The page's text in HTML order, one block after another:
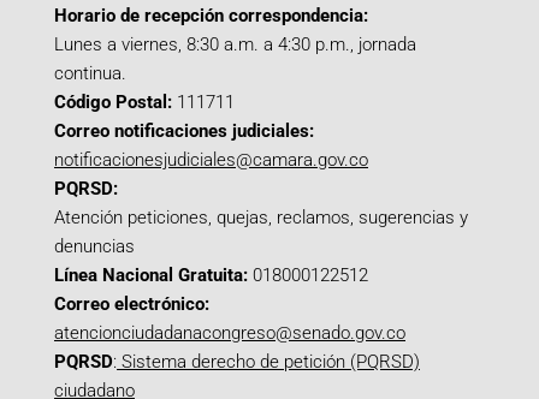
Horario de recepción correspondencia:
Lunes a viernes, 8:30 a.m. a 4:30 p.m., jornada
continua.
Código Postal: 111711
Correo notificaciones judiciales:
notificacionesjudiciales@camara.gov.co
PQRSD:
Atención peticiones, quejas, reclamos, sugerencias y
denuncias
Línea Nacional Gratuita: 018000122512
Correo electrónico:
atencionciudadanacongreso@senado.gov.co
PQRSD: Sistema derecho de petición (PQRSD)
ciudadano